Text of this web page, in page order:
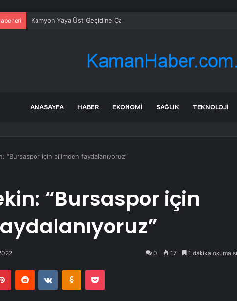
Kamyon Yaya Üst Geçidine Çarptı
ANASAYFA HABER EKONOMI SAĞLIK TEKNOLOJI
“Bursaspor için bilimden faydalanıyoruz”
“Bursaspor için
0 17 1 dakika okuma
PinterestReddit VKontakteOdnoklassniki
Pocket